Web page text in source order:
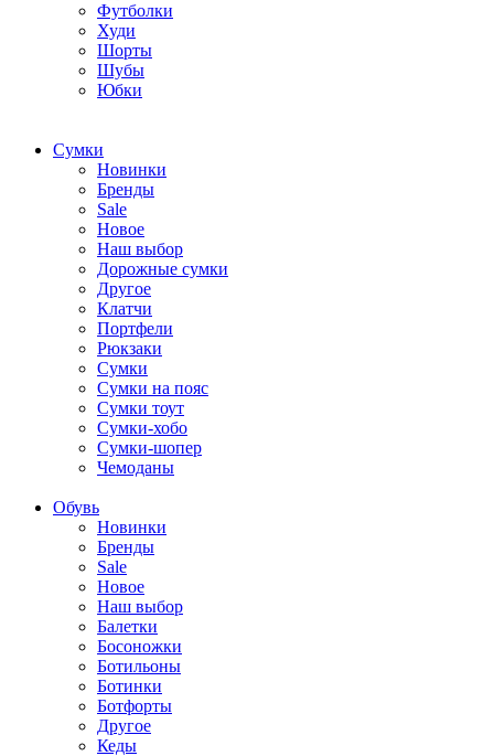
Футболки
Худи
Шорты
Шубы
Юбки
Cумки
Новинки
Бренды
Sale
Новое
Наш выбор
Дорожные сумки
Другое
Клатчи
Портфели
Рюкзаки
Сумки
Сумки на пояс
Сумки тоут
Сумки-хобо
Сумки-шопер
Чемоданы
Обувь
Новинки
Бренды
Sale
Новое
Наш выбор
Балетки
Босоножки
Ботильоны
Ботинки
Ботфорты
Другое
Кеды